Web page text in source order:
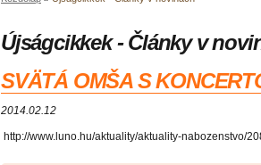
Újságcikkek - Články v
SVÄTÁ OMŠA S
2014.02.12
http://www.luno.hu/aktuality/aktuality-nabozenstvo/